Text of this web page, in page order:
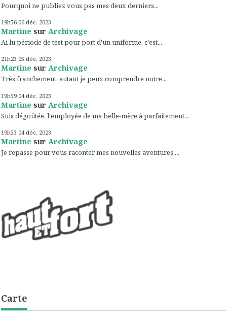
Pourquoi ne publiez vous pas mes deux derniers...
19h56 06 déc. 2023
Martine sur Archivage
Ai lu période de test pour port d'un uniforme, c'est...
21h23 05 déc. 2023
Martine sur Archivage
Très franchement, autant je peux comprendre notre...
19h59 04 déc. 2023
Martine sur Archivage
Suis dégoûtée, l'employée de ma belle-mère à parfaitement...
19h53 04 déc. 2023
Martine sur Archivage
Je repasse pour vous raconter mes nouvelles aventures,...
Carte